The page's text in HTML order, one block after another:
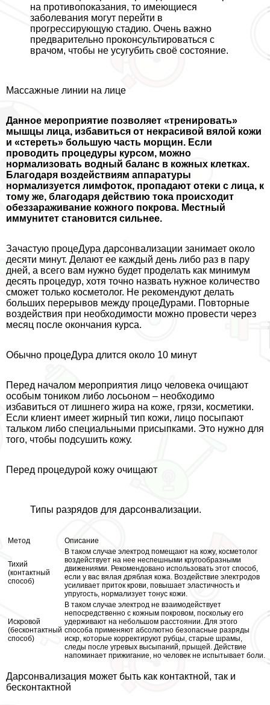
на противопоказания, то имеющиеся
заболевания могут перейти в
прогрессирующую стадию. Очень важно
предварительно проконсультироваться с
врачом, чтобы не усугубить своё состояние.
Массажные линии на лице
Данное мероприятие позволяет «тренировать»
мышцы лица, избавиться от некрасивой вялой кожи
и «стереть» большую часть морщин. Если
проводить процедуры курсом, можно
нормализовать водный баланс в кожных клетках.
Благодаря воздействиям аппаратуры
нормализуется лимфоток, пропадают отеки с лица, к
тому же, благодаря действию тока происходит
обеззараживание кожного покрова. Местный
иммунитет становится сильнее.
Зачастую процеДypa дарсонвализации занимает около
десяти минут. Делают ее каждый день либо раз в пару
дней, а всего вам нужно будет проделать как минимум
десять процедур, хотя точно назвать нужное количество
сможет только косметолог. Не рекомендуют делать
больших перерывов между процеДypaми. Повторные
воздействия при необходимости можно провести через
месяц после окончания курса.
Обычно процеДypa длится около 10 минут
Перед началом мероприятия лицо человека очищают
особым тоником либо лосьоном – необходимо
избавиться от лишнего жира на коже, грязи, косметики.
Если клиент имеет жирный тип кожи, лицо посыпают
тальком либо специальными присыпками. Это нужно для
того, чтобы подсушить кожу.
Перед процедурой кожу очищают
Типы разрядов для дарсонвализации.
Метод Описание
Тихий
(контактный
способ)
В таком случае электрод помещают на кожу, косметолог
воздействует на нее неспешными кругообразными
движениями. Рекомендовано использовать этот способ,
если у вас вялая дряблая кожа. Воздействие электродов
усиливает приток крови, повышает эластичность и
упругость, нормализует тонус кожи.
Искровой
(бесконтактный
способ)
В таком случае электрод не взаимодействует
непосредственно с кожным покровом, поскольку его
удерживают на небольшом расстоянии. Для этого
способа применяют абсолютно безопасные разряды
искр, которые корректируют рубцы, старые шрамы,
следы после угревых высыпаний, прыщей. Действие
напоминает прижигание, но человек не испытывает боли.
Дарсонвализация может быть как контактной, так и
бесконтактной